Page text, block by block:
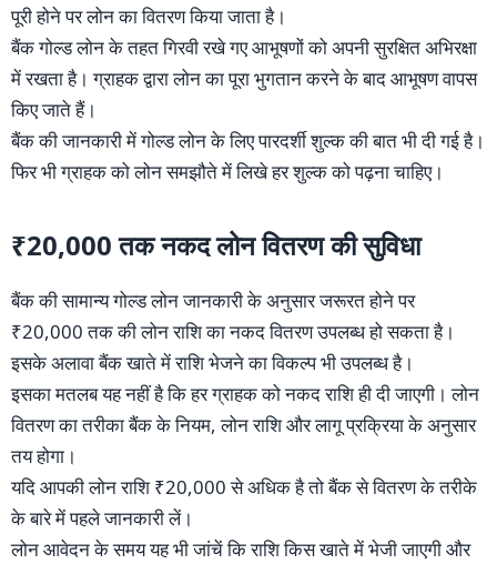
पूरी होने पर लोन का वितरण किया जाता है।
बैंक गोल्ड लोन के तहत गिरवी रखे गए आभूषणों को अपनी सुरक्षित अभिरक्षा
में रखता है। ग्राहक द्वारा लोन का पूरा भुगतान करने के बाद आभूषण वापस
किए जाते हैं।
बैंक की जानकारी में गोल्ड लोन के लिए पारदर्शी शुल्क की बात भी दी गई है।
फिर भी ग्राहक को लोन समझौते में लिखे हर शुल्क को पढ़ना चाहिए।
₹20,000 तक नकद लोन वितरण की सुविधा
बैंक की सामान्य गोल्ड लोन जानकारी के अनुसार जरूरत होने पर
₹20,000 तक की लोन राशि का नकद वितरण उपलब्ध हो सकता है।
इसके अलावा बैंक खाते में राशि भेजने का विकल्प भी उपलब्ध है।
इसका मतलब यह नहीं है कि हर ग्राहक को नकद राशि ही दी जाएगी। लोन
वितरण का तरीका बैंक के नियम, लोन राशि और लागू प्रक्रिया के अनुसार
तय होगा।
यदि आपकी लोन राशि ₹20,000 से अधिक है तो बैंक से वितरण के तरीके
के बारे में पहले जानकारी लें।
लोन आवेदन के समय यह भी जांचें कि राशि किस खाते में भेजी जाएगी और